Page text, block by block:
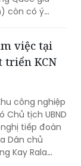
tế.
việc tại
công nghiệp
tiếp đoàn
Dân chủ
Kay Rala
đến thăm và